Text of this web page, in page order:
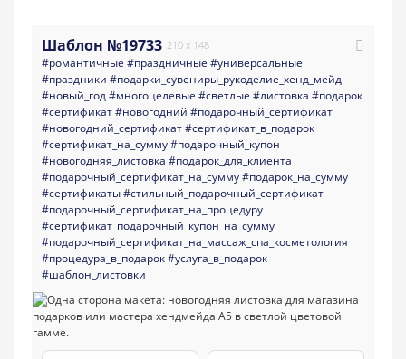
Шаблон №19733 210 x 148
#романтичные #праздничные #универсальные
#праздники #подарки_сувениры_рукоделие_хенд_мейд
#новый_год#многоцелевые #светлые #листовка #подарок
#сертификат#новогодний #подарочный_сертификат
#новогодний_сертификат#сертификат_в_подарок
#сертификат_на_сумму#подарочный_купон
#новогодняя_листовка #подарок_для_клиента
#подарочный_сертификат_на_сумму#подарок_на_сумму
#сертификаты#стильный_подарочный_сертификат
#подарочный_сертификат_на_процедуру
#сертификат_подарочный_купон_на_сумму
#подарочный_сертификат_на_массаж_спа_косметология
#процедура_в_подарок#услуга_в_подарок
#шаблон_листовки